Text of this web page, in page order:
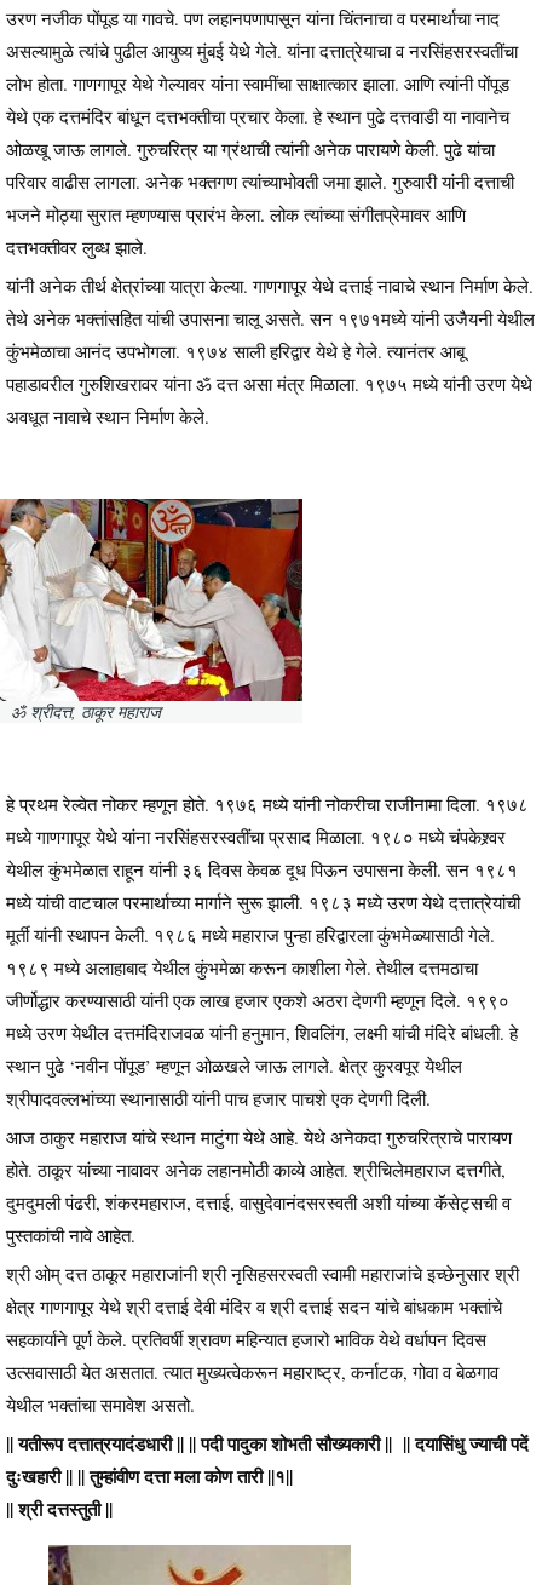
उरण नजीक पोंपूड या गावचे. पण लहानपणापासून यांना चिंतनाचा व परमार्थाचा नाद
असल्यामुळे त्यांचे पुढील आयुष्य मुंबई येथे गेले. यांना दत्तात्रेयाचा व नरसिंहसरस्वतींचा
लोभ होता. गाणगापूर येथे गेल्यावर यांना स्वामींचा साक्षात्कार झाला. आणि त्यांनी पोंपूड
येथे एक दत्तमंदिर बांधून दत्तभक्तीचा प्रचार केला. हे स्थान पुढे दत्तवाडी या नावानेच
ओळखू जाऊ लागले. गुरुचरित्र या ग्रंथाची त्यांनी अनेक पारायणे केली. पुढे यांचा
परिवार वाढीस लागला. अनेक भक्तगण त्यांच्याभोवती जमा झाले. गुरुवारी यांनी दत्ताची
भजने मोठ्या सुरात म्हणण्यास प्रारंभ केला. लोक त्यांच्या संगीतप्रेमावर आणि
दत्तभक्तीवर लुब्ध झाले.
यांनी अनेक तीर्थ क्षेत्रांच्या यात्रा केल्या. गाणगापूर येथे दत्ताई नावाचे स्थान निर्माण केले.
तेथे अनेक भक्तांसहित यांची उपासना चालू असते. सन १९७१मध्ये यांनी उजैयनी येथील
कुंभमेळाचा आनंद उपभोगला. १९७४ साली हरिद्वार येथे हे गेले. त्यानंतर आबू
पहाडावरील गुरुशिखरावर यांना ॐ दत्त असा मंत्र मिळाला. १९७५ मध्ये यांनी उरण येथे
अवधूत नावाचे स्थान निर्माण केले.
ॐ श्रीदत्त, ठाकूर महाराज
हे प्रथम रेल्वेत नोकर म्हणून होते. १९७६ मध्ये यांनी नोकरीचा राजीनामा दिला. १९७८
मध्ये गाणगापूर येथे यांना नरसिंहसरस्वतींचा प्रसाद मिळाला. १९८० मध्ये चंपकेश्र्वर
येथील कुंभमेळात राहून यांनी ३६ दिवस केवळ दूध पिऊन उपासना केली. सन १९८१
मध्ये यांची वाटचाल परमार्थाच्या मार्गाने सुरू झाली. १९८३ मध्ये उरण येथे दत्तात्रेयांची
मूर्ती यांनी स्थापन केली. १९८६ मध्ये महाराज पुन्हा हरिद्वारला कुंभमेळ्यासाठी गेले.
१९८९ मध्ये अलाहाबाद येथील कुंभमेळा करून काशीला गेले. तेथील दत्तमठाचा
जीर्णोद्धार करण्यासाठी यांनी एक लाख हजार एकशे अठरा देणगी म्हणून दिले. १९९०
मध्ये उरण येथील दत्तमंदिराजवळ यांनी हनुमान, शिवलिंग, लक्ष्मी यांची मंदिरे बांधली. हे
स्थान पुढे ‘नवीन पोंपूड’ म्हणून ओळखले जाऊ लागले. क्षेत्र कुरवपूर येथील
श्रीपादवल्लभांच्या स्थानासाठी यांनी पाच हजार पाचशे एक देणगी दिली.
आज ठाकुर महाराज यांचे स्थान माटुंगा येथे आहे. येथे अनेकदा गुरुचरित्राचे पारायण
होते. ठाकूर यांच्या नावावर अनेक लहानमोठी काव्ये आहेत. श्रीचिलेमहाराज दत्तगीते,
दुमदुमली पंढरी, शंकरमहाराज, दत्ताई, वासुदेवानंदसरस्वती अशी यांच्या कॅसेट्सची व
पुस्तकांची नावे आहेत.
श्री ओम् दत्त ठाकूर महाराजांनी श्री नृसिहसरस्वती स्वामी महाराजांचे इच्छेनुसार श्री
क्षेत्र गाणगापूर येथे श्री दत्ताई देवी मंदिर व श्री दत्ताई सदन यांचे बांधकाम भक्तांचे
सहकार्याने पूर्ण केले. प्रतिवर्षी श्रावण महिन्यात हजारो भाविक येथे वर्धापन दिवस
उत्सवासाठी येत असतात. त्यात मुख्यत्वेकरून महाराष्ट्र, कर्नाटक, गोवा व बेळगाव
येथील भक्तांचा समावेश असतो.
|| यतीरूप दत्तात्रयादंडधारी || || पदी पादुका शोभती सौख्यकारी || || दयासिंधु ज्याची पदें
दुःखहारी || || तुम्हांवीण दत्ता मला कोण तारी ||१||
|| श्री दत्तस्तुती ||